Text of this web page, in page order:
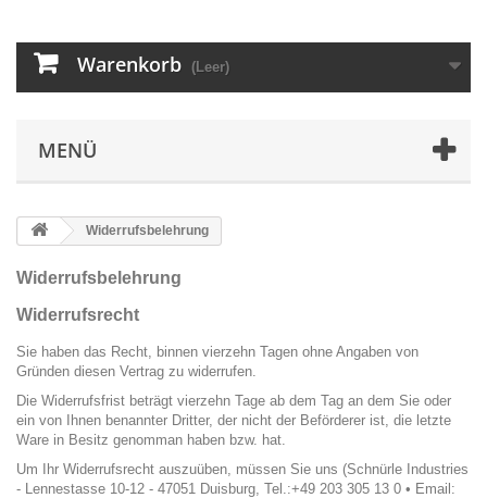
Warenkorb (Leer)
MENÜ
Widerrufsbelehrung
Widerrufsbelehrung
Widerrufsrecht
Sie haben das Recht, binnen vierzehn Tagen ohne Angaben von
Gründen diesen Vertrag zu widerrufen.
Die Widerrufsfrist beträgt vierzehn Tage ab dem Tag an dem Sie oder
ein von Ihnen benannter Dritter, der nicht der Beförderer ist, die letzte
Ware in Besitz genomman haben bzw. hat.
Um Ihr Widerrufsrecht auszuüben, müssen Sie uns (Schnürle Industries
- Lennestasse 10-12 - 47051 Duisburg, Tel.:+49 203 305 13 0 • Email: